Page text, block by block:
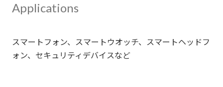
Applications
スマートフォン、スマートウオッチ、スマートヘッドフ